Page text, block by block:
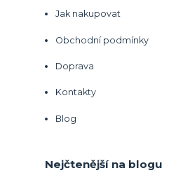
Jak nakupovat
Obchodní podmínky
Doprava
Kontakty
Blog
Nejčtenější na blogu